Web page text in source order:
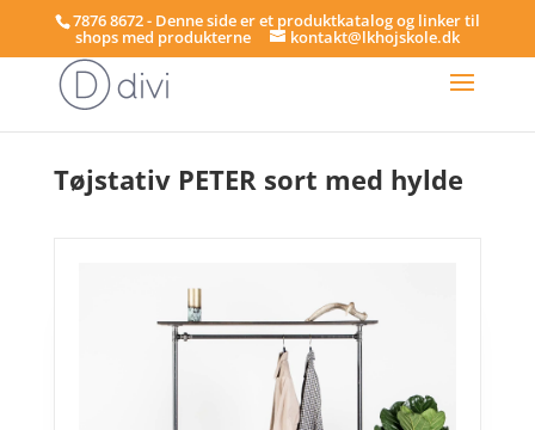
7876 8672 - Denne side er et produktkatalog og linker til
shops med produkterne kontakt@lkhojskole.dk
Tøjstativ PETER sort med hylde